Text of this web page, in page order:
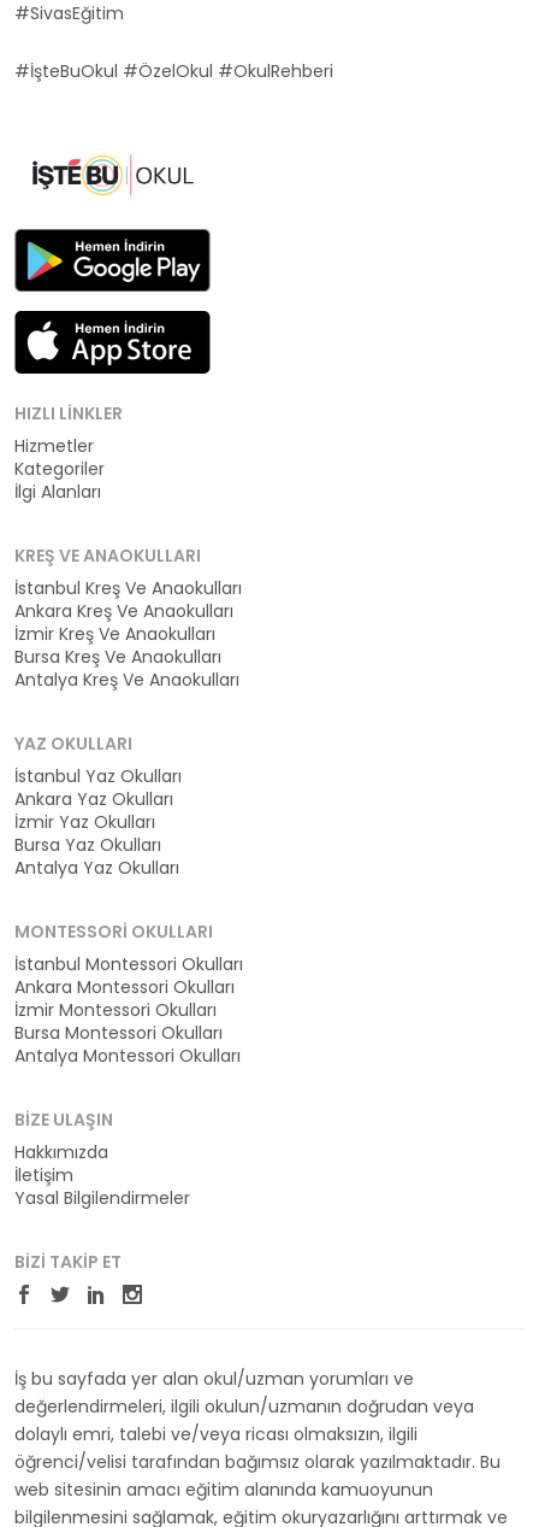
#SivasEğitim
#İşteBuOkul #ÖzelOkul #OkulRehberi
HIZLI LINKLER
Hizmetler
Kategoriler
İlgi Alanları
KREŞ VE ANAOKULLARI
İstanbul Kreş Ve Anaokulları
Ankara Kreş Ve Anaokulları
İzmir Kreş Ve Anaokulları
Bursa Kreş Ve Anaokulları
Antalya Kreş Ve Anaokulları
YAZ OKULLARI
İstanbul Yaz Okulları
Ankara Yaz Okulları
İzmir Yaz Okulları
Bursa Yaz Okulları
Antalya Yaz Okulları
MONTESSORI OKULLARI
İstanbul Montessori Okulları
Ankara Montessori Okulları
İzmir Montessori Okulları
Bursa Montessori Okulları
Antalya Montessori Okulları
BIZE ULAŞIN
Hakkımızda
İletişim
Yasal Bilgilendirmeler
BIZI TAKIP ET
İş bu sayfada yer alan okul/uzman yorumları ve
değerlendirmeleri, ilgili okulun/uzmanın doğrudan veya
dolaylı emri, talebi ve/veya ricası olmaksızın, ilgili
öğrenci/velisi tarafından bağımsız olarak yazılmaktadır. Bu
web sitesinin amacı eğitim alanında kamuoyunun
bilgilenmesini sağlamak, eğitim okuryazarlığını arttırmak ve